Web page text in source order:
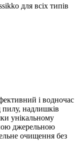
для всіх типів
і водночас
пилу, надлишків
унікальному
джерельною
очищення без